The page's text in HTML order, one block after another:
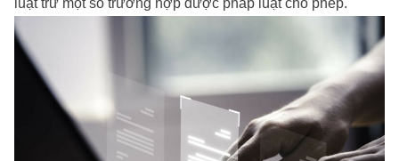
luật trừ một số trường hợp được pháp luật cho phép.